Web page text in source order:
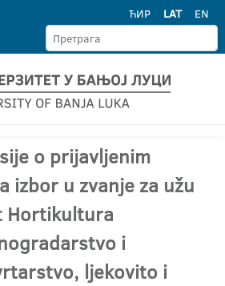
ЋИР LAT EN
o prijavljenim
izbor u zvanje za užu
Hortikultura
i
ljekovito i